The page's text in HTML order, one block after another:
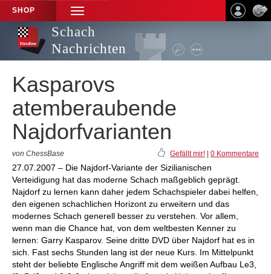
SHOP
TOGGLE
NAVIGATION
Schach
Nachrichten
Kasparovs
atemberaubende
Najdorfvarianten
von ChessBase Gefällt mir! 0 Kommentare
27.07.2007 – Die Najdorf-Variante der Sizilianischen
Verteidigung hat das moderne Schach maßgeblich geprägt.
Najdorf zu lernen kann daher jedem Schachspieler dabei helfen,
den eigenen schachlichen Horizont zu erweitern und das
modernes Schach generell besser zu verstehen. Vor allem,
wenn man die Chance hat, von dem weltbesten Kenner zu
lernen: Garry Kasparov. Seine dritte DVD über Najdorf hat es in
sich. Fast sechs Stunden lang ist der neue Kurs. Im Mittelpunkt
steht der beliebte Englische Angriff mit dem weißen Aufbau Le3,